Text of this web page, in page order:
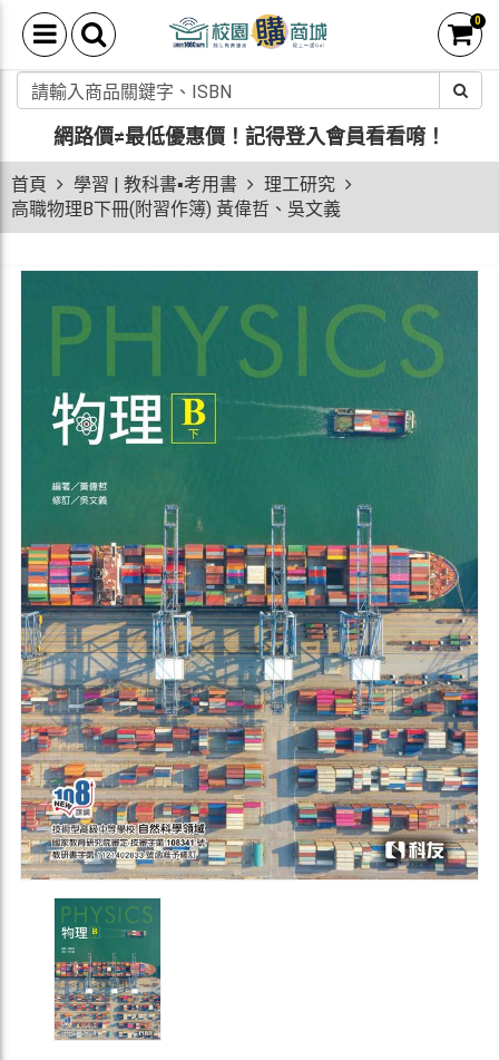
0
網路價≠最低優惠價！ 記得登入會員看看唷！
首頁 學習 | 教科書▪考用書
理工研究
高職物理B下冊(附習作簿) 黃偉哲、吳文義